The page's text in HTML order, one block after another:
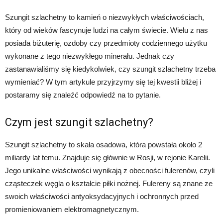
Szungit szlachetny to kamień o niezwykłych właściwościach,
który od wieków fascynuje ludzi na całym świecie. Wielu z nas
posiada biżuterię, ozdoby czy przedmioty codziennego użytku
wykonane z tego niezwykłego minerału. Jednak czy
zastanawialiśmy się kiedykolwiek, czy szungit szlachetny trzeba
wymieniać? W tym artykule przyjrzymy się tej kwestii bliżej i
postaramy się znaleźć odpowiedź na to pytanie.
Czym jest szungit szlachetny?
Szungit szlachetny to skała osadowa, która powstała około 2
miliardy lat temu. Znajduje się głównie w Rosji, w rejonie Karelii.
Jego unikalne właściwości wynikają z obecności fulerenów, czyli
cząsteczek węgla o kształcie piłki nożnej. Fulereny są znane ze
swoich właściwości antyoksydacyjnych i ochronnych przed
promieniowaniem elektromagnetycznym.